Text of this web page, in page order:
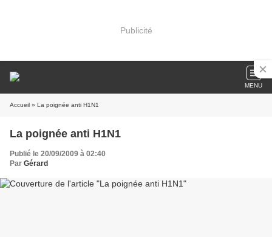
Publicité
MENU
Accueil » La poignée anti H1N1
La poignée anti H1N1
Publié le 20/09/2009 à 02:40
Par Gérard